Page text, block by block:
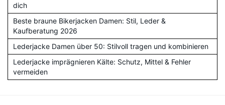
dich
Beste braune Bikerjacken Damen: Stil, Leder &
Kaufberatung 2026
Lederjacke Damen über 50: Stilvoll tragen und kombinieren
Lederjacke imprägnieren Kälte: Schutz, Mittel & Fehler
vermeiden